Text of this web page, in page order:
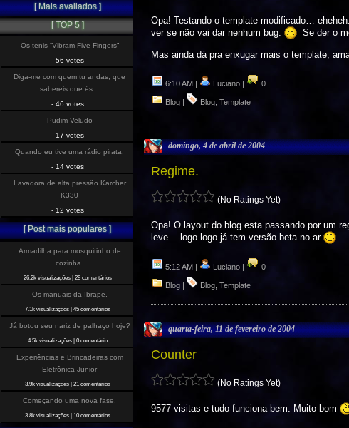
Opa! Testando o template modificado…
ver se não vai dar nenhum bug.
Se der o
Mas ainda dá pra enxugar mais o template,
6:10 AM | Luciano | 0
Blog | Blog ,Template
domingo, 4 de abril de 2004
Regime.
(No Ratings Yet)
Opa! O layout do blog esta passando por um
leve… logo logo já tem versão beta no ar
5:12 AM | Luciano | 0
Blog Blog ,Template
quarta-feira, 11 de fevereiro de 2004
Counter
(No Ratings Yet)
9577 visitas e tudo funciona bem. Muito bom
[ Mais avaliados ]
[ TOP 5 ]
Os tenis “Vibram Five Fingers”
- 56 votes
Diga-me com quem tu andas, que
sabereis que és…
- 46 votes
Pudim Veludo
- 17 votes
Quando eu tive uma rádio pirata.
- 14 votes
Lavadora de alta pressão Karcher
K330
- 12 votes
[ Post mais populares ]
Armadilha para mosquitinho de
cozinha.
26.2k visualizações| 29 comentários
Os manuais da Ibrape.
7.1k visualizações| 45 comentários
Já botou seu nariz de palhaço hoje?
4.5k visualizações| 0 comentário
Experiências e Brincadeiras com
Eletrônica Junior
3.9k visualizações| 21 comentários
Começando uma nova fase.
3.8k visualizações| 10 comentários